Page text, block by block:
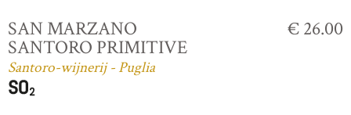
SAN MARZANO
SANTORO PRIMITIVE
Santoro-wijnerij - Puglia
€ 26.00